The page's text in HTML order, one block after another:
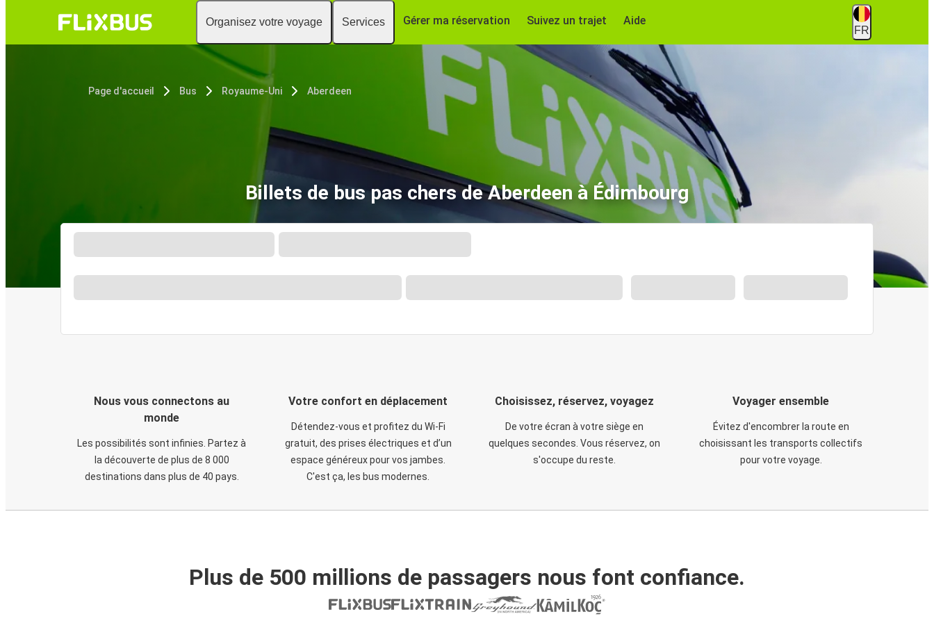
Organisez votre voyage Services Gérer ma réservation Suivez un trajet Aide
FR
Page d'accueil Bus Royaume-Uni Aberdeen
Billets de bus pas chers de Aberdeen à Édimbourg
Nous vous connectons au
monde
Les possibilités sont infinies. Partez à
la découverte de plus de 8 000
destinations dans plus de 40 pays.
Votre confort en déplacement
Détendez-vous et profitez du Wi-Fi
gratuit, des prises électriques et d’un
espace généreux pour vos jambes.
C'est ça, les bus modernes.
Choisissez, réservez, voyagez
De votre écran à votre siège en
quelques secondes. Vous réservez, on
s'occupe du reste.
Voyager ensemble
Évitez d'encombrer la route en
choisissant les transports collectifs
pour votre voyage.
Plus de 500 millions de passagers nous font confiance.